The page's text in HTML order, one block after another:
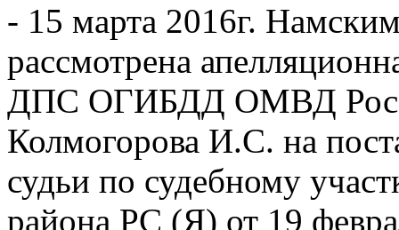
- 15 марта 2016г.
рассмотрена
ДПС ОГИБДД ОМВД
Колмогорова И.С. на
судьи по судебному
района РС (Я) от 19